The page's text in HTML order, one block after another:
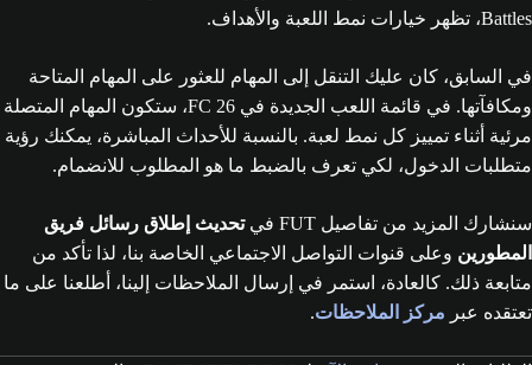
في السابق، كان عليك التنقل إلى المهام للعثور على المهام المتاحة
ومكافآتها. في قائمة اللعب الجديدة في FC 26، ستكون المهام المتصلة
مرئية أثناء تمييز كل نمط لعبة. بالنسبة للأحداث المباشرة، يمكنك رؤية
متطلبات الدخول، لكي تعرف بالضبط ما هو المطلوب للانضمام.
سنشارك المزيد من تفاصيل FUT في
تحديث إطلاق رسائل فريق
المطورين وعلى قنوات التواصل الاجتماعي الخاصة بنا، لذا تأكد من
متابعة ذلك. كالعادة، استمر في إرسال الملاحظات إلينا، أطلعنا على ما
تعتقده عبر مركز الملاحظات.